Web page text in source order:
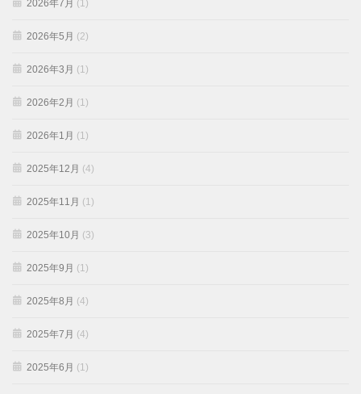
2026年7月 (1)
2026年5月 (2)
2026年3月 (1)
2026年2月 (1)
2026年1月 (1)
2025年12月 (4)
2025年11月 (1)
2025年10月 (3)
2025年9月 (1)
2025年8月 (4)
2025年7月 (4)
2025年6月 (1)